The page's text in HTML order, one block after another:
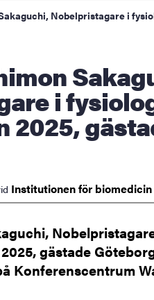
Nobelpristagare i
i
2025,
Institutionen för biomedicin
gästade
Konferenscentrum